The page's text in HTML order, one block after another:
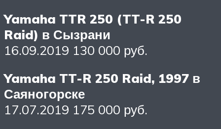
Yamaha TTR 250 (TT-R 250
Raid) в Сызрани
16.09.2019 130 000 руб.
Yamaha TT-R 250 Raid, 1997 в
Саяногорске
17.07.2019 175 000 руб.